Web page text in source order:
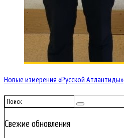
Новые измерения «Русской Атлантиды»
Свежие обновления